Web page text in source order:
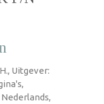
Uitgever: